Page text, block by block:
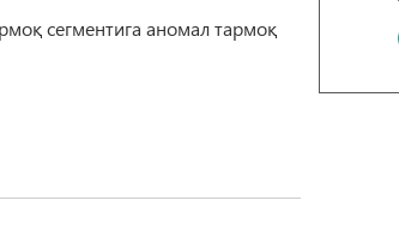
сегментига аномал тармоқ